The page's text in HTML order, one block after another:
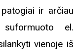
ir arčiau
suformuoto el.
vienoje iš